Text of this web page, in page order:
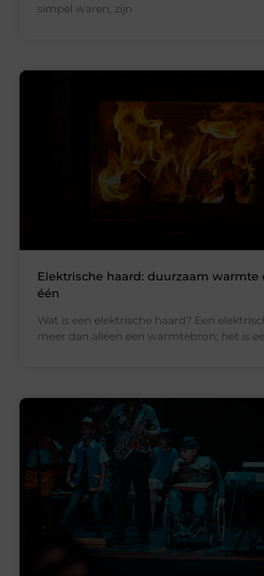
simpel waren, zijn
Elektrische haard: duurzaam warmte
één
Wat is een elektrische haard? Een
meer dan alleen een warmtebron; het is